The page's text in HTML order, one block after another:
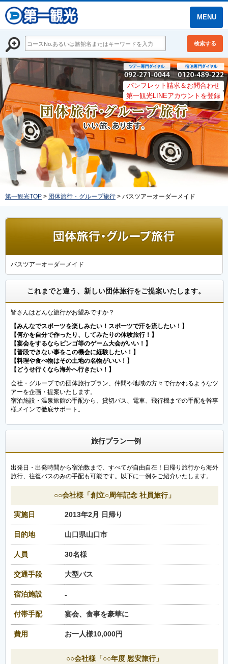
MENU
検索する
パンフレット請求＆お問合わせ
第一観光LINEアカウントを登録
第一観光TOP > 団体旅行・グループ旅行 > バスツアーオーダーメイド
バスツアーオーダーメイド
これまでと違う、新しい団体旅行をご提案いたします。
皆さんはどんな旅行がお望みですか？
【みんなでスポーツを楽しみたい！スポーツで汗を流したい！】
【何かを自分で作ったり、してみたりの体験旅行！】
【宴会をするならビンゴ等のゲーム大会がいい！】
【普段できない事をこの機会に経験したい！】
【料理や食べ物はその土地の名物がいい！】
【どうせ行くなら海外へ行きたい！】
会社・グループでの団体旅行プラン、仲間や地域の方々で行かれるようなツ
アーを企画・提案いたします。
宿泊施設・温泉旅館の手配から、貸切バス、電車、飛行機までの手配を幹事
様メインで徹底サポート。
旅行プラン一例
出発日・出発時間から宿泊数まで、すべてが自由自在！日帰り旅行から海外
旅行、往復バスのみの手配も可能です。以下に一例をご紹介いたします。
○○会社様「創立○周年記念 社員旅行」
実施日 2013年2月 日帰り
目的地 山口県山口市
人員 30名様
交通手段 大型バス
宿泊施設 -
付帯手配 宴会、食事を豪華に
費用 お一人様10,000円
○○会社様「○○年度 慰安旅行」